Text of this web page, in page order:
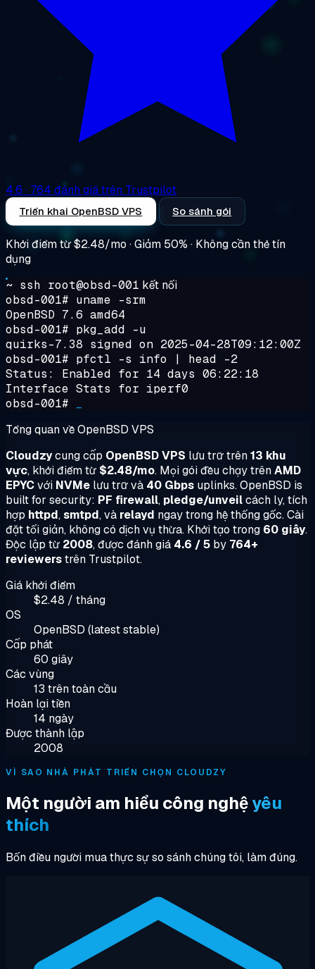
4.6 · 764 đánh giá trên Trustpilot
Triển khai OpenBSD VPS So sánh gói
Khởi điểm từ$2.48/mo · Giảm 50% · Không cần thẻ tín
dụng
~ ssh root@obsd-001 kết nối
obsd-001# uname -srm
OpenBSD 7.6 amd64
obsd-001# pkg_add -u
quirks-7.38 signed on 2025-04-28T09:12:00Z
obsd-001# pfctl -s info | head -2
Status: Enabled for 14 days 06:22:18
Interface Stats for iperf0
obsd-001#
Tổng quan về OpenBSD VPS
Cloudzycung cấp OpenBSD VPS lưu trữ trên13 khu
vực, khởi điểm từ $2.48/mo. Mọi gói đều chạy trênAMD
EPYCvới NVMe lưu trữ và 40 Gbps uplinks. OpenBSD is
built for security: PF firewall, pledge/unveilcách ly, tích
hợp httpd,smtpd, và relayd ngay trong hệ thống gốc. Cài
đặt tối giản, không có dịch vụ thừa. Khởi tạo trong 60 giây.
Độc lập từ 2008, được đánh giá 4.6 / 5 by 764+
reviewerstrên Trustpilot.
Giá khởi điểm
$2.48 / tháng
OS
OpenBSD (latest stable)
Cấp phát
60 giây
Các vùng
13 trên toàn cầu
Hoàn lại tiền
14 ngày
Được thành lập
2008
VÌ SAO NHÀ PHÁT TRIỂN CHỌN CLOUDZY
Một người am hiểu công nghệyêu
thích
Bốn điều người mua thực sự so sánh chúng tôi, làm đúng.